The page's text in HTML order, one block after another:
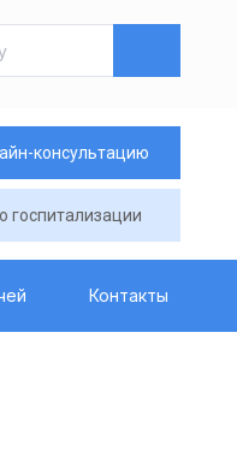
консультацию
госпитализации
Контакты